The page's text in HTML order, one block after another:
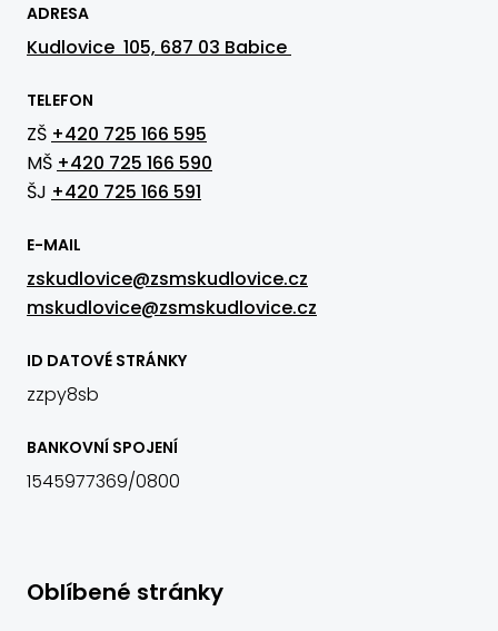
ADRESA
Kudlovice 105, 687 03 Babice
TELEFON
ZŠ +420 725 166 595
MŠ +420 725 166 590
ŠJ +420 725 166 591
E-MAIL
zskudlovice@zsmskudlovice.cz
mskudlovice@zsmskudlovice.cz
ID DATOVÉ STRÁNKY
zzpy8sb
BANKOVNÍ SPOJENÍ
1545977369/0800
Oblíbené stránky